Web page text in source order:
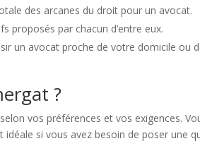
des arcanes du droit pour un avocat.
proposés par chacun d’entre eux.
un avocat proche de votre domicile ou
?
vos préférences et vos exigences.
si vous avez besoin de poser une